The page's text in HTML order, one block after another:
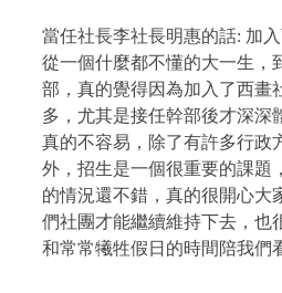
當任社長李社長明惠的話: 加
從一個什麼都不懂的大一生，
部，真的覺得因為加入了西畫
多，尤其是接任幹部後才深深
真的不容易，除了有許多行政
外，招生是一個很重要的課題
的情況還不錯，真的很開心大
們社團才能繼續維持下去，也
和常常犧牲假日的時間陪我們